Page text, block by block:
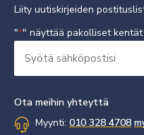
Liity uutiskirjeiden
"*" näyttää pakolliset kentät
sähköpostisi
Ota meihin yhteyttä
Myynti: 010 328 4708